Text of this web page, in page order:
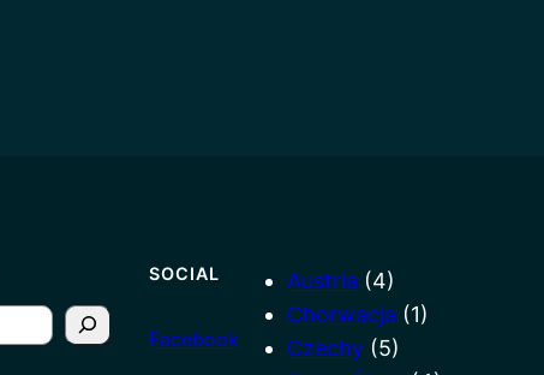
SOCIAL
Facebook
Austria (4)
Chorwacja (1)
Czechy (5)